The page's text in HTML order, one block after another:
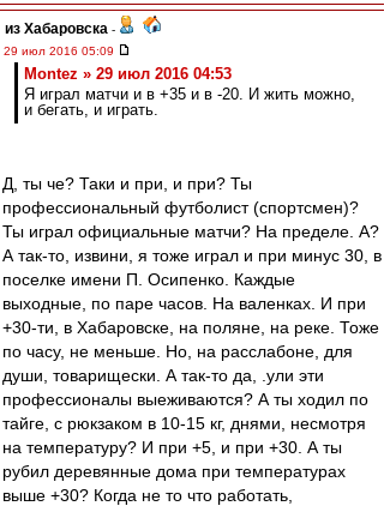
из Хабаровска -
29 июл 2016 05:09
Montez » 29 июл 2016 04:53
Я играл матчи и в +35 и в -20. И жить можно,
и бегать, и играть.
Д, ты че? Таки и при, и при? Ты
профессиональный футболист (спортсмен)?
Ты играл официальные матчи? На пределе. А?
А так-то, извини, я тоже играл и при минус 30, в
поселке имени П. Осипенко. Каждые
выходные, по паре часов. На валенках. И при
+30-ти, в Хабаровске, на поляне, на реке. Тоже
по часу, не меньше. Но, на расслабоне, для
души, товарищески. А так-то да, .ули эти
профессионалы выеживаются? А ты ходил по
тайге, с рюкзаком в 10-15 кг, днями, несмотря
на температуру? И при +5, и при +30. А ты
рубил деревянные дома при температурах
выше +30? Когда не то что работать,